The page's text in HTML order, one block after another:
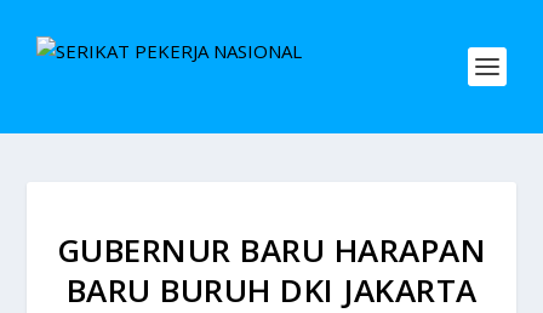
GUBERNUR BARU HARAPAN
BARU BURUH DKI JAKARTA